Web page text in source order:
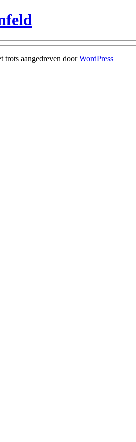
trots aangedreven doorWordPress